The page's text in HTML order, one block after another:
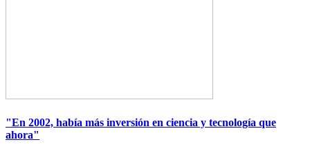
"En 2002, había más inversión en ciencia y tecnología que
ahora"